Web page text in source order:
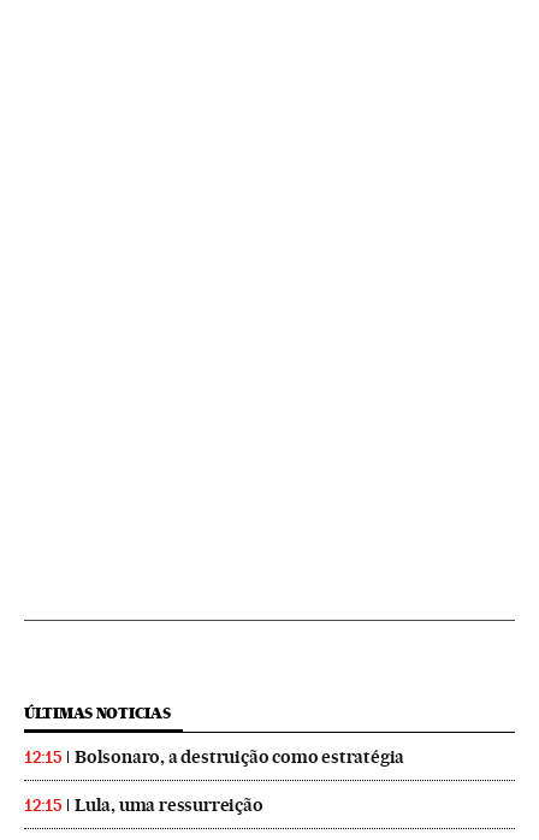
ÚLTIMAS NOTICIAS
12:15 Bolsonaro, a destruição como estratégia
12:15 Lula, uma ressurreição